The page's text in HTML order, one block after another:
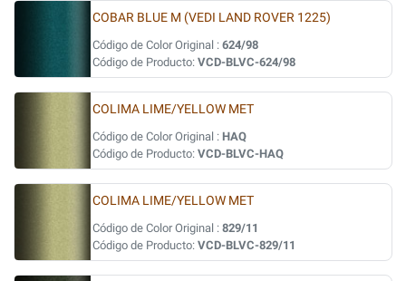
COBAR BLUE M (VEDI LAND ROVER 1225)
Código de Color Original : 624/98
Código de Producto: VCD-BLVC-624/98
COLIMA LIME/YELLOW MET
Código de Color Original : HAQ
Código de Producto: VCD-BLVC-HAQ
COLIMA LIME/YELLOW MET
Código de Color Original : 829/11
Código de Producto: VCD-BLVC-829/11